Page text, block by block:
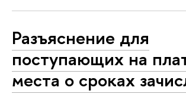
Разъяснение для
поступающих на
места о сроках